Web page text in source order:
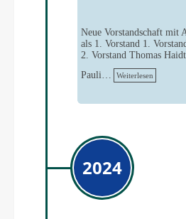
Neue Vorstandschaft mit
als 1. Vorstand 1.
2. Vorstand Thomas
Pauli…
Weiterlesen
2024